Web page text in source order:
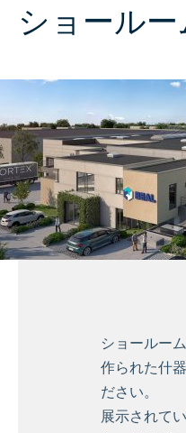
ショール
ショールー
作られた什
ださい。
展示されて